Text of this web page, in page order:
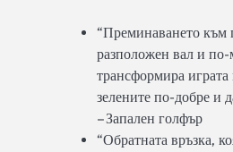
“Преминаването към
разположен вал и
трансформира
зелените по-добре и
– Запален голфър
“Обратната връзка,